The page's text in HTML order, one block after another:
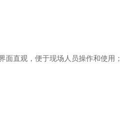
直观，便于现场人员操作和使用；